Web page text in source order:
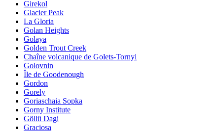
Girekol
Glacier Peak
La Gloria
Golan Heights
Golaya
Golden Trout Creek
Chaîne volcanique de Golets-Tornyi
Golovnin
Île de Goodenough
Gordon
Gorely
Goriaschaia Sopka
Gorny Institute
Göllü Dagi
Graciosa